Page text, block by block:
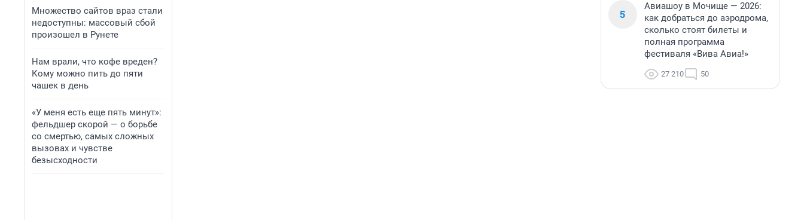
Множество сайтов враз стали
недоступны: массовый сбой
произошел в Рунете
Нам врали, что кофе вреден?
Кому можно пить до пяти
чашек в день
«У меня есть еще пять минут»:
фельдшер скорой — о борьбе
со смертью, самых сложных
вызовах и чувстве
безысходности
5
Авиашоу в Мочище — 2026:
как добраться до аэродрома,
сколько стоят билеты и
полная программа
фестиваля «Вива Авиа!»
27 210 50